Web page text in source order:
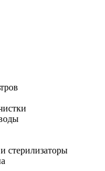
стерилизаторы